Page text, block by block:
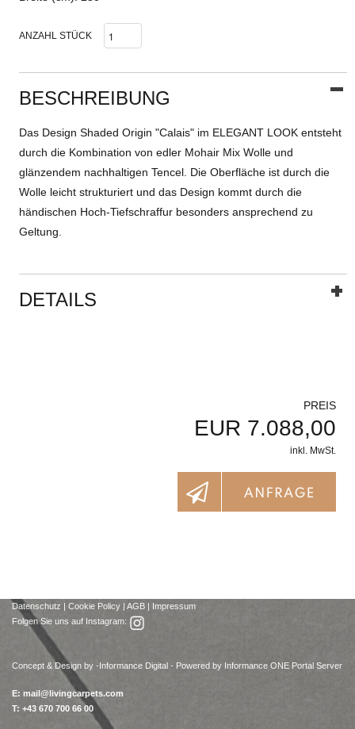
ANZAHL STÜCK
BESCHREIBUNG
Das Design Shaded Origin "Calais" im ELEGANT LOOK entsteht
durch die Kombination von edler Mohair Mix Wolle und
glänzendem nachhaltigen Tencel. Die Oberfläche ist durch die
Wolle leicht strukturiert und das Design kommt durch die
händischen Hoch-Tiefschraffur besonders ansprechend zu
Geltung.
DETAILS
PREIS
EUR 7.088,00
inkl. MwSt.
Datenschutz Cookie Policy AGB
Impressum
Folgen Sie uns auf Instagram:
Concept & Design by -Informance Digital - Powered by Informance ONE Portal Server
E: mail@livingcarpets.com
T: +43 670 700 66 00